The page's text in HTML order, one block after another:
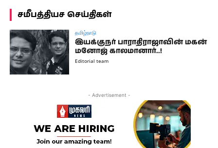
சமீபத்தியச செய்திகள்
தமிழ்நாடு
இயக்குநர் பாராதிராஜாவின் மகன்
மனோஜ் காலமானார்..!
Editorial team
- Advertisement -